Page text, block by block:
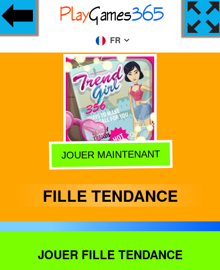
FR
JOUER MAINTENANT
FILLE TENDANCE
JOUER FILLE TENDANCE